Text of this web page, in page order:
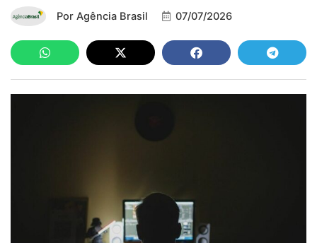
Por Agência Brasil 07/07/2026